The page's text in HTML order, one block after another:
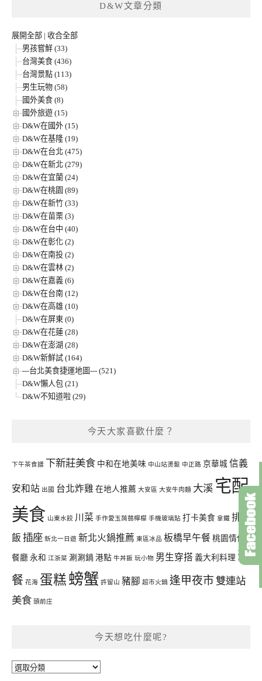
D&W文章分類
展開全部 | 收合全部
男孩嘗鮮 (33)
台灣美食 (436)
台灣景點 (113)
男生玩物 (58)
國外美食 (8)
國外旅遊 (15)
D&W在國外 (15)
D&W在基隆 (19)
D&W在台北 (475)
D&W在新北 (279)
D&W在宜蘭 (24)
D&W在桃園 (89)
D&W在新竹 (33)
D&W在苗栗 (3)
D&W在台中 (40)
D&W在彰化 (2)
D&W在南投 (2)
D&W在雲林 (2)
D&W在嘉義 (6)
D&W在台南 (12)
D&W在高雄 (10)
D&W在屏東 (0)
D&W在花蓮 (28)
D&W在澎湖 (28)
D&W新鮮試 (164)
---台北美食捷運地圖--- (521)
D&W懶人包 (21)
D&W不知道啦 (29)
今天大家喜歡什麼？
下午茶食譜 下新莊美食 中和在地美味 中山站燙髮 中正路 京華城 信義
安和站 出國 台北炸雞 在地人推薦 大安區 大安牛肉麵 大溪 宅配
美食 山東水餃 川菜 手作愛玉蒟蒻檸檬 手機玻璃貼 打卡美食 拿鐵 排骨
飯 插座 新北一日遊 新北火鍋推薦 東區冰品 板橋早午餐 桃園情侶
餐廳 永和 江浙菜 涮涮鍋 港點 牛丼飯 玩小物 男生穿搭 義大利料理 聚
餐 花海 蛋糕 螃蟹 許留山 豬腳 超市火鍋 逢甲夜市 雙連站
美食 頭前庄
今天想吃什麼呢?
今